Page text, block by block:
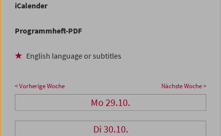
iCalender
Programmheft-PDF
English language or subtitles
< Vorherige Woche Nächste Woche >
Mo 29.10.
Di 30.10.